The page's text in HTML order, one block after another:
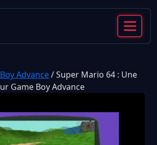
Advance/Super Mario 64 : Une
Game Boy Advance